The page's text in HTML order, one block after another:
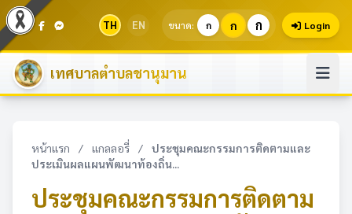
TH EN ขนาด: ก ก ก Login
เทศบาลตำบลชานุมาน
หน้าแรก / แกลลอรี่ /
ประชุมคณะกรรมการติดตามและ
ประเมินผลแผนพัฒนาท้องถิ่น...
ประชุมคณะกรรมการติดตาม